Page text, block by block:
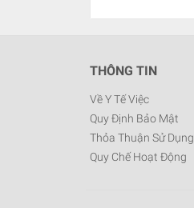
THÔNG TIN
Về Y Tế Việc
Quy Định Bảo Mật
Thỏa Thuận Sử Dụng
Quy Chế Hoạt Động